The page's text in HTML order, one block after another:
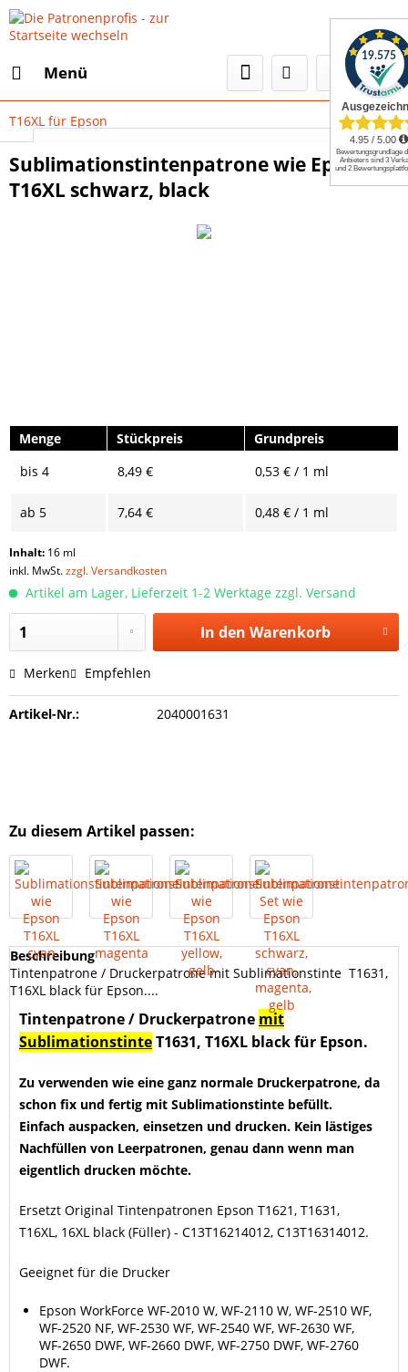
Menü
Select Language▼
T16XL für Epson
Sublimationstintenpatrone wie Epson
T16XL schwarz, black
Menge Stückpreis
Grundpreis
bis 4 8,49 € 0,53 € / 1 ml
ab 5 7,64 € 0,48 € / 1 ml
Inhalt: 16 ml
inkl. MwSt.zzgl. Versandkosten
Artikel am Lager, Lieferzeit 1-2 Werktage zzgl. Versand
In den Warenkorb
Merken Empfehlen
Artikel-Nr.: 2040001631
Zu diesem Artikel passen:
Beschreibung
Tintenpatrone / Druckerpatrone mit Sublimationstinte T1631,
T16XL black für Epson....
Tintenpatrone / Druckerpatrone mit
SublimationstinteT1631, T16XL black für Epson.
Zu verwenden wie eine ganz normale Druckerpatrone, da
schon fix und fertig mit Sublimationstinte befüllt.
Einfach auspacken, einsetzen und drucken. Kein lästiges
Nachfüllen von Leerpatronen, genau dann wenn man
eigentlich drucken möchte.
Ersetzt Original Tintenpatronen Epson T1621, T1631,
T16XL, 16XL black (Füller) - C13T16214012, C13T16314012.
Geeignet für die Drucker
Epson WorkForce WF-2010 W, WF-2110 W, WF-2510 WF,
WF-2520 NF, WF-2530 WF, WF-2540 WF, WF-2630 WF,
WF-2650 DWF, WF-2660 DWF, WF-2750 DWF, WF-2760
DWF.